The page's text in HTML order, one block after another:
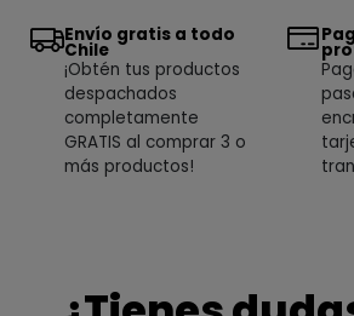
Envío gratis a todo
Chile
¡Obtén tus productos
despachados
completamente
GRATIS al comprar 3 o
más productos!